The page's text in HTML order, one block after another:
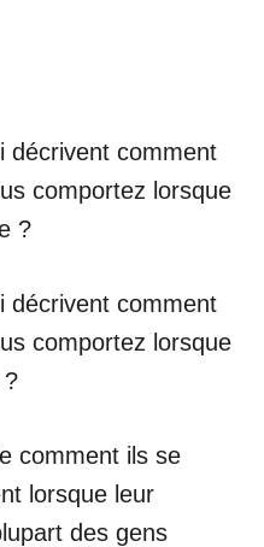
décrivent comment
comportez lorsque
?
décrivent comment
comportez lorsque
?
comment ils se
lorsque leur
des gens